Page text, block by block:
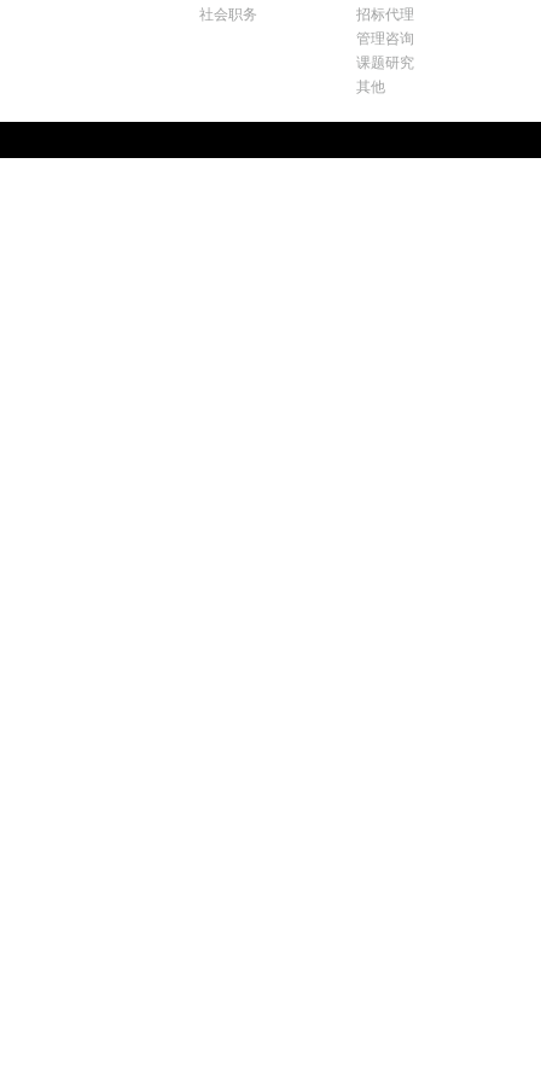
社会职务
招标代理
管理咨询
课题研究
其他